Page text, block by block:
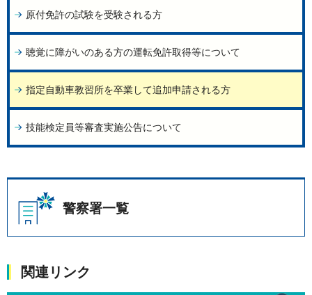
原付免許の試験を受験される方
聴覚に障がいのある方の運転免許取得等について
指定自動車教習所を卒業して追加申請される方
技能検定員等審査実施公告について
警察署一覧
関連リンク